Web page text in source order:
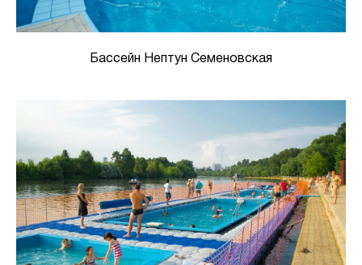
Бассейн Нептун Семеновская